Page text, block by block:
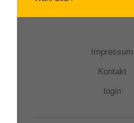
Impressum
Kontakt
login